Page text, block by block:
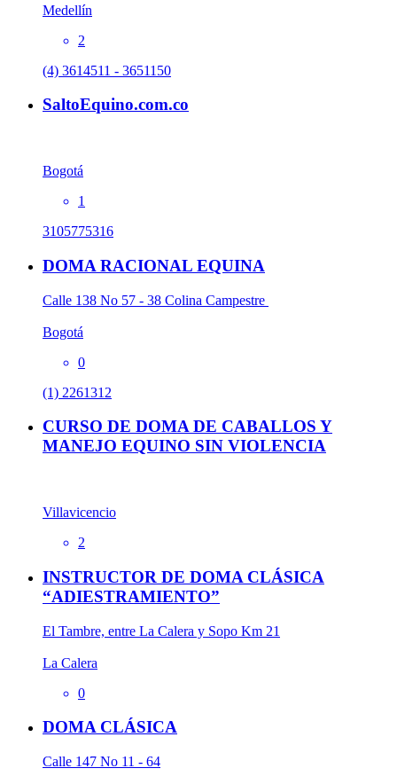
Medellín
2
(4) 3614511 - 3651150
SaltoEquino.com.co
Bogotá
1
3105775316
DOMA RACIONAL EQUINA
Calle 138 No 57 - 38 Colina Campestre
Bogotá
0
(1) 2261312
CURSO DE DOMA DE CABALLOS Y
MANEJO EQUINO SIN VIOLENCIA
Villavicencio
2
INSTRUCTOR DE DOMA CLÁSICA
“ADIESTRAMIENTO”
El Tambre, entre La Calera y Sopo Km 21
La Calera
0
DOMA CLÁSICA
Calle 147 No 11 - 64